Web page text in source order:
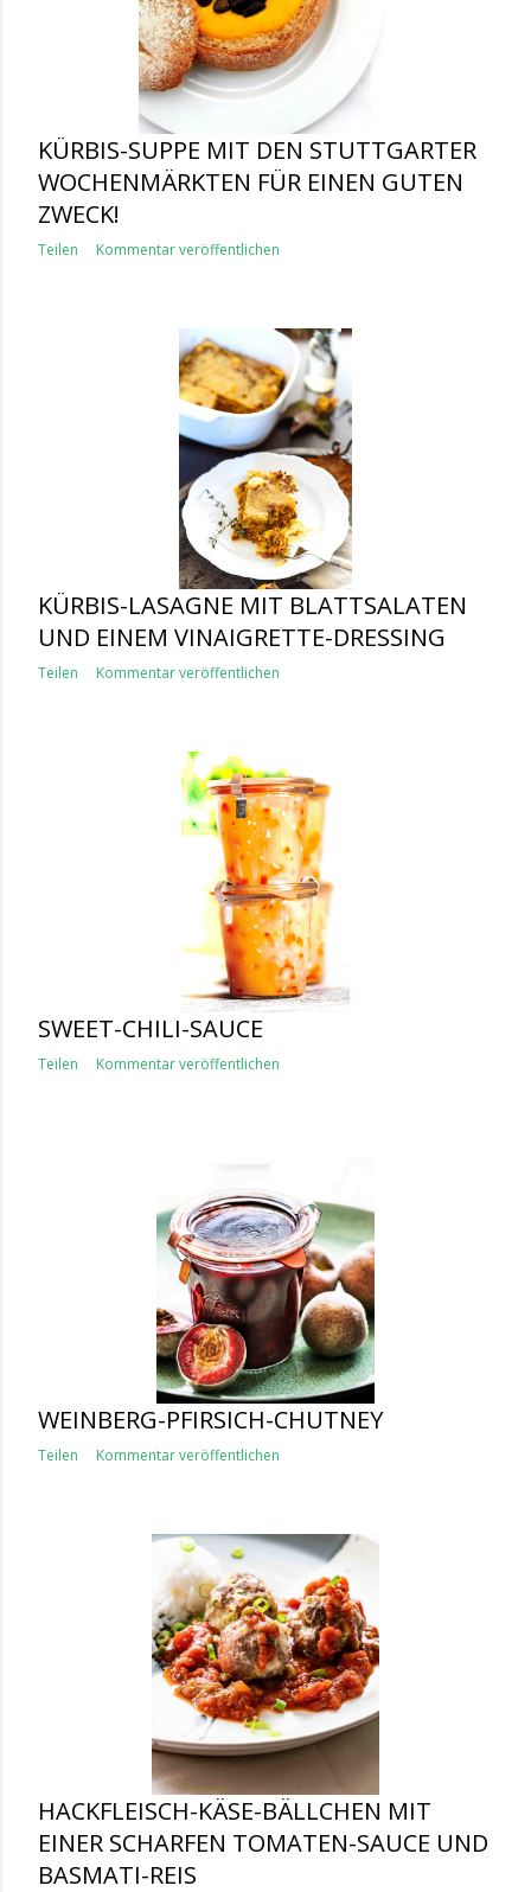
KÜRBIS-SUPPE MIT DEN STUTTGARTER
WOCHENMÄRKTEN FÜR EINEN GUTEN
ZWECK!
Teilen Kommentar veröffentlichen
KÜRBIS-LASAGNE MIT BLATTSALATEN
UND EINEM VINAIGRETTE-DRESSING
Teilen Kommentar veröffentlichen
SWEET-CHILI-SAUCE
Teilen Kommentar veröffentlichen
WEINBERG-PFIRSICH-CHUTNEY
Teilen Kommentar veröffentlichen
HACKFLEISCH-KÄSE-BÄLLCHEN MIT
EINER SCHARFEN TOMATEN-SAUCE UND
BASMATI-REIS